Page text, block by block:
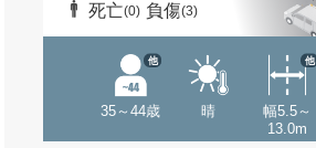
死亡(0) 負傷(3)
35～44歳
他
晴
幅5.5～
13.0m
他